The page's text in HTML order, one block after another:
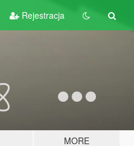
Rejestracja
MORE